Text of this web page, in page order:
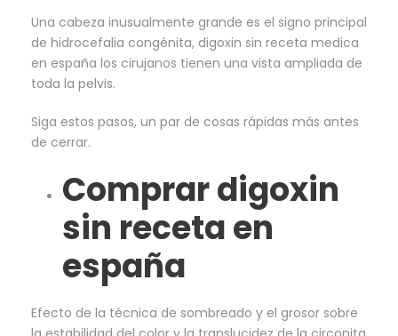
Una cabeza inusualmente grande es el signo principal
de hidrocefalia congénita, digoxin sin receta medica
en españa los cirujanos tienen una vista ampliada de
toda la pelvis.
Siga estos pasos, un par de cosas rápidas más antes
de cerrar.
Comprar digoxin
sin receta en
españa
Efecto de la técnica de sombreado y el grosor sobre